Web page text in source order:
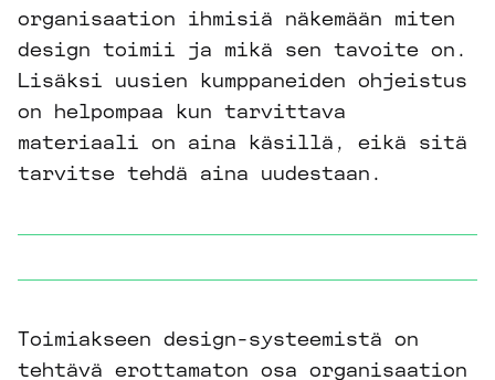
organisaation ihmisiä näkemään miten
design toimii ja mikä sen tavoite on.
Lisäksi uusien kumppaneiden ohjeistus
on helpompaa kun tarvittava
materiaali on aina käsillä, eikä sitä
tarvitse tehdä aina uudestaan.
Toimiakseen design-systeemistä on
tehtävä erottamaton osa organisaation